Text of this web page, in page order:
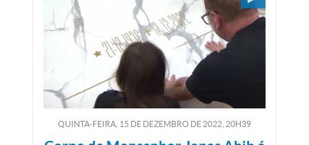
QUINTA-FEIRA, 15 DE DEZEMBRO DE 2022, 20H39